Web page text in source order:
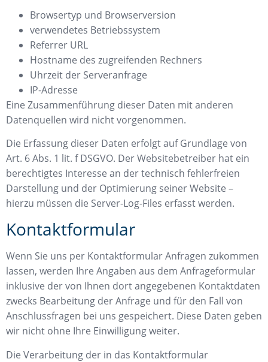
Browsertyp und Browserversion
verwendetes Betriebssystem
Referrer URL
Hostname des zugreifenden Rechners
Uhrzeit der Serveranfrage
IP-Adresse
Eine Zusammenführung dieser Daten mit anderen
Datenquellen wird nicht vorgenommen.
Die Erfassung dieser Daten erfolgt auf Grundlage von
Art. 6 Abs. 1 lit. f DSGVO. Der Websitebetreiber hat ein
berechtigtes Interesse an der technisch fehlerfreien
Darstellung und der Optimierung seiner Website –
hierzu müssen die Server-Log-Files erfasst werden.
Kontaktformular
Wenn Sie uns per Kontaktformular Anfragen zukommen
lassen, werden Ihre Angaben aus dem Anfrageformular
inklusive der von Ihnen dort angegebenen Kontaktdaten
zwecks Bearbeitung der Anfrage und für den Fall von
Anschlussfragen bei uns gespeichert. Diese Daten geben
wir nicht ohne Ihre Einwilligung weiter.
Die Verarbeitung der in das Kontaktformular